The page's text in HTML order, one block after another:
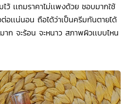
ว้ เเถมราคาไม่เเพงด้วย ชอบมากใช้
อเเน่นอน ถือได้ว่าเป็นครีมกันตายได้
าก จะร้อน จะหนาว สภาพผิวเเบบไหน